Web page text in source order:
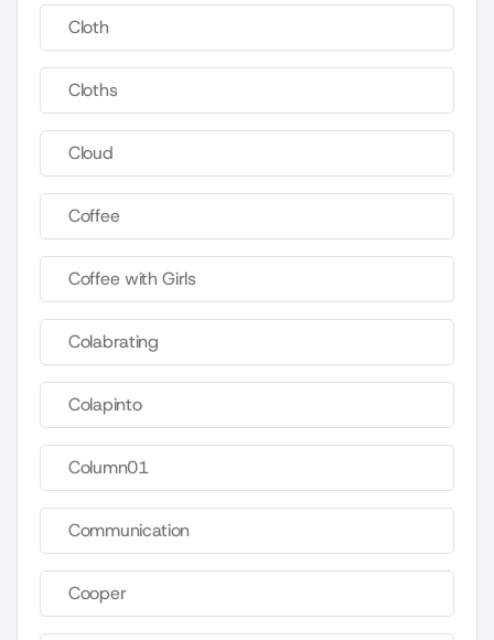
Cloth
Cloths
Cloud
Coffee
Coffee with Girls
Colabrating
Colapinto
Column01
Communication
Cooper